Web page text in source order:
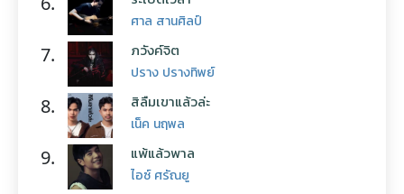
ศาล สานศิลป์
7. ภวังค์จิต
ปราง ปรางทิพย์
8. สิลืมเขาแล้วล่ะ
เน็ค นฤพล
9. แพ้แล้วพาล
ไอซ์ ศรัณยู